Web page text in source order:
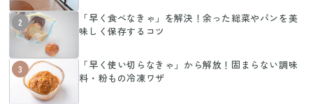
2
「早く食べなきゃ」を解決！余った総菜やパンを美
味しく保存するコツ
3
「早く使い切らなきゃ」から解放！固まらない調味
料・粉もの冷凍ワザ